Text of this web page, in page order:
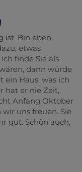
ist. Bin eben
etwas
finde Sie als
dann würde
ein Haus, was ich
hat er nie Zeit,
Anfang Oktober
uns freuen. Sie
gut. Schön auch,